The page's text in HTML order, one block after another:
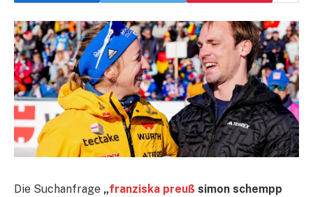
Die Suchanfrage „franziska preuß simon schempp